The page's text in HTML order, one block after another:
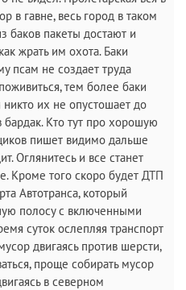
в гавне, весь город в таком
баков пакеты достают и
жрать им охота. Баки
псам не создает труда
тем более баки
их не опустошает до
бардак. Кто тут про хорошую
пишет видимо дальше
Оглянитесь и все станет
Кроме того скоро будет ДТП
Автотранса, который
полосу с включенными
суток ослепляя транспорт
двигаясь против шерсти,
проще собирать мусор
в северном